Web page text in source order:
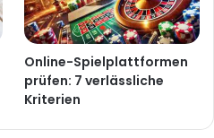
Online-Spielplattformen
prüfen: 7 verlässliche
Kriterien